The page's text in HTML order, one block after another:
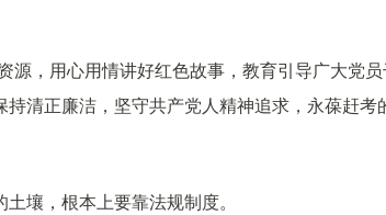
源，用心用情讲好红色故事，教育引导广大党员
清正廉洁，坚守共产党人精神追求，永葆赶考
壤，根本上要靠法规制度。